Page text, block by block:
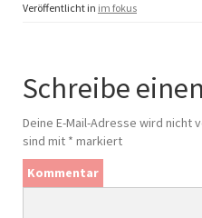
Veröffentlicht in im fokus
Schreibe
Deine E-Mail-Adresse wird nicht
sind mit * markiert
Kommentar